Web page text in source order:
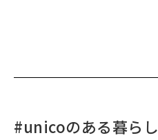
#unicoのある暮らし